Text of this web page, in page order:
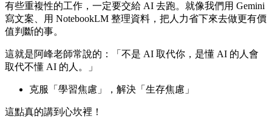
有些重複性的工作，一定要交給 AI 去跑。就像我們用 Gemini
寫文案、用 NotebookLM 整理資料，把人力省下來去做更有價
值判斷的事。
這就是阿峰老師常說的：「不是 AI 取代你，是懂 AI 的人會
取代不懂 AI 的人。」
克服「學習焦慮」，解決「生存焦慮」
這點真的講到心坎裡！